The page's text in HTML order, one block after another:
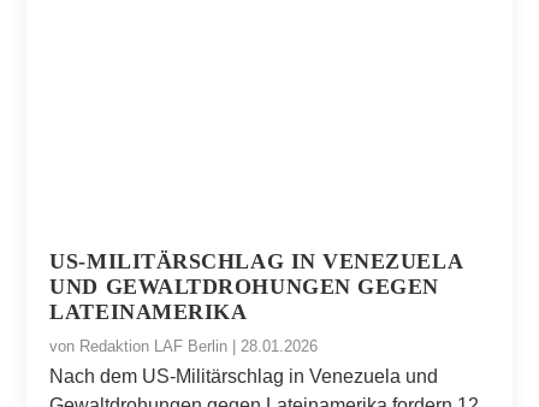
US-MILITÄRSCHLAG IN VENEZUELA
UND GEWALTDROHUNGEN GEGEN
LATEINAMERIKA
von Redaktion LAF Berlin |28.01.2026
Nach dem US-Militärschlag in Venezuela und